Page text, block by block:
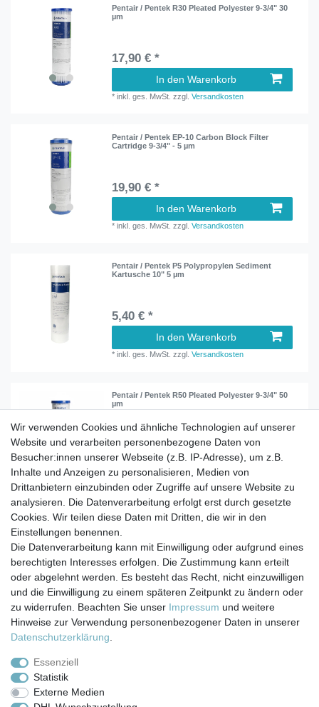
Pentair / Pentek R30 Pleated Polyester 9-3/4" 30
µm
17,90 € *
In den Warenkorb
*inkl. ges. MwSt. zzgl.Versandkosten
Pentair / Pentek EP-10 Carbon Block Filter
Cartridge 9-3/4" - 5 µm
19,90 € *
In den Warenkorb
*inkl. ges. MwSt. zzgl.Versandkosten
Pentair / Pentek P5 Polypropylen Sediment
Kartusche 10" 5 µm
5,40 € *
In den Warenkorb
*inkl. ges. MwSt. zzgl.Versandkosten
Pentair / Pentek R50 Pleated Polyester 9-3/4" 50
µm
17,90 € *
In den Warenkorb
*inkl. ges. MwSt.zzgl. Versandkosten
Impressum Daten­schutz­erklärung AGB
Barrierefreiheitserklärung Widerrufs­recht
Versand- & Zahlungsbedingungen
Wir verwenden Cookies und ähnliche Technologien auf unserer
Website und verarbeiten personenbezogene Daten von
Besucher:innen unserer Webseite (z.B. IP-Adresse), um z.B.
Inhalte und Anzeigen zu personalisieren, Medien von
Drittanbietern einzubinden oder Zugriffe auf unsere Website zu
analysieren. Die Datenverarbeitung erfolgt erst durch gesetzte
Cookies. Wir teilen diese Daten mit Dritten, die wir in den
Einstellungen benennen.
Die Datenverarbeitung kann mit Einwilligung oder aufgrund eines
berechtigten Interesses erfolgen. Die Zustimmung kann erteilt
oder abgelehnt werden. Es besteht das Recht, nicht einzuwilligen
und die Einwilligung zu einem späteren Zeitpunkt zu ändern oder
zu widerrufen. Beachten Sie unser Impressum und weitere
Hinweise zur Verwendung personenbezogener Daten in unserer
Daten­schutz­erklärung
Essenziell
Statistik
Externe Medien